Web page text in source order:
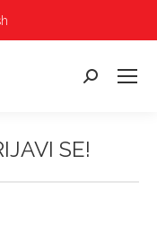
Pretraga:
SE!